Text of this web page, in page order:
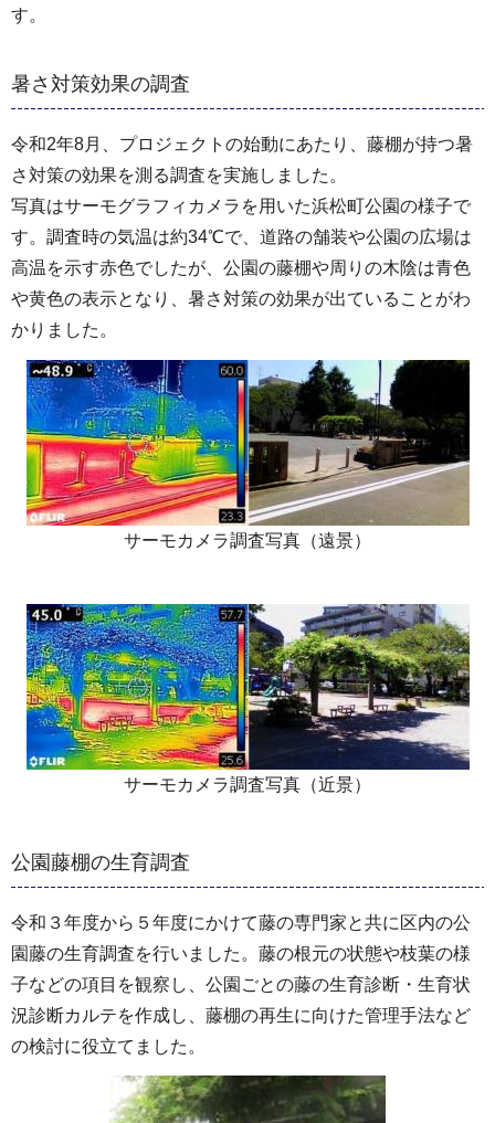
す。
暑さ対策効果の調査
令和2年8月、プロジェクトの始動にあたり、藤棚が持つ暑
さ対策の効果を測る調査を実施しました。
写真はサーモグラフィカメラを用いた浜松町公園の様子で
す。調査時の気温は約34℃で、道路の舗装や公園の広場は
高温を示す赤色でしたが、公園の藤棚や周りの木陰は青色
や黄色の表示となり、暑さ対策の効果が出ていることがわ
かりました。
サーモカメラ調査写真（遠景）
サーモカメラ調査写真（近景）
公園藤棚の生育調査
令和３年度から５年度にかけて藤の専門家と共に区内の公
園藤の生育調査を行いました。藤の根元の状態や枝葉の様
子などの項目を観察し、公園ごとの藤の生育診断・生育状
況診断カルテを作成し、藤棚の再生に向けた管理手法など
の検討に役立てました。